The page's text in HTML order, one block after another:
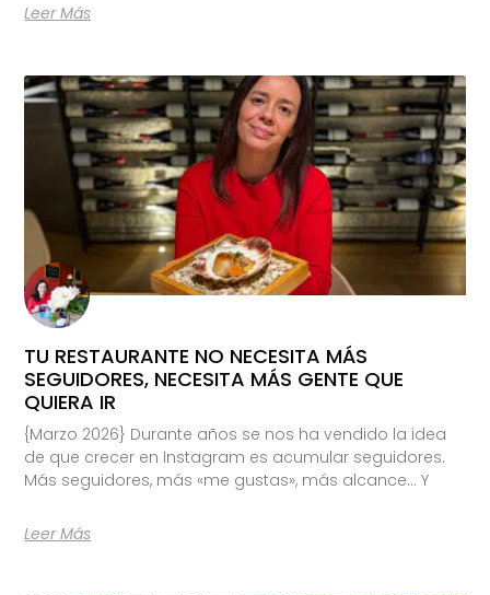
Leer Más
TU RESTAURANTE NO NECESITA MÁS
SEGUIDORES, NECESITA MÁS GENTE QUE
QUIERA IR
{Marzo 2026} Durante años se nos ha vendido la idea
de que crecer en Instagram es acumular seguidores.
Más seguidores, más «me gustas», más alcance… Y
Leer Más